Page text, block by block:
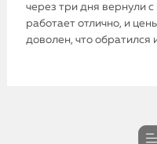
iPhone
MacBook
через три дня вернули
работает отлично, и
доволен, что обратился